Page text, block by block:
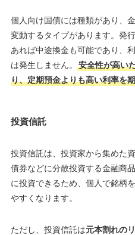
個人向け国債には種類があり、
変動するタイプがあります。発
あれば中途換金も可能であり、
は発生しません。
安全性が高い
り、定期預金よりも高い利率を
投資信託
投資信託は、投資家から集めた
債券などに分散投資する金融商
に投資できるため、個人で銘柄
やすくなります。
ただし、投資信託は元本割れの